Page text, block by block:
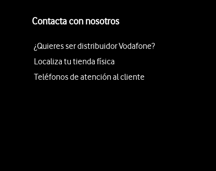
Contacta con nosotros
¿Quieres ser distribuidor Vodafone?
Localiza tu tienda física
Teléfonos de atención al cliente